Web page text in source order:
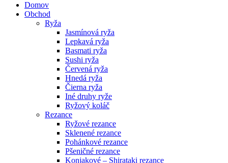
Domov
Obchod
Ryža
Jasmínová ryža
Lepkavá ryža
Basmati ryža
Sushi ryža
Červená ryža
Hnedá ryža
Čierna ryža
Iné druhy ryže
Ryžový koláč
Rezance
Ryžové rezance
Sklenené rezance
Pohánkové rezance
Pšeničné rezance
Konjakové – Shirataki rezance